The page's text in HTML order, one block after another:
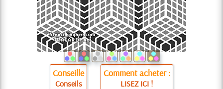
Conseille
Conseils
Comment acheter :
LISEZ ICI !